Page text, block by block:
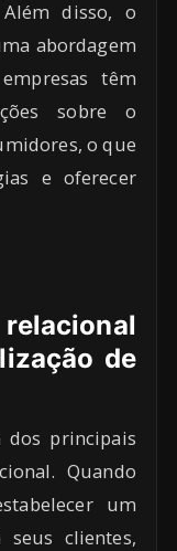
disso, o
abordagem
têm
sobre o
o que
e oferecer
de
dos principais
Quando
um
seus clientes,